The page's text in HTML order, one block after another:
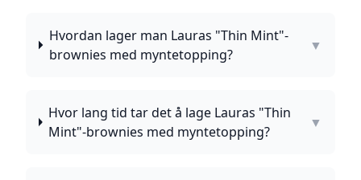
Hvordan lager man Lauras "Thin Mint"-
brownies med myntetopping?
▼
Hvor lang tid tar det å lage Lauras "Thin
Mint"-brownies med myntetopping?
▼